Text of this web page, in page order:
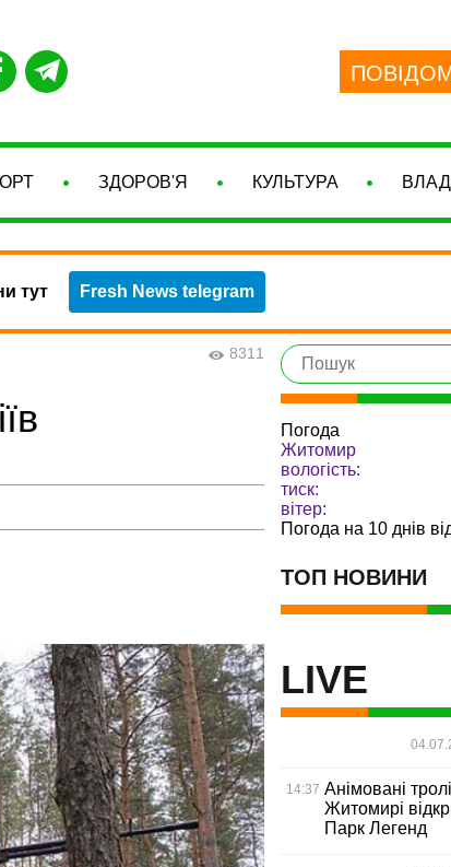
ЗДОРОВ'Я КУЛЬТУРА
тут Fresh News telegram
8311
Погода
Житомир
вологість:
тиск:
вітер:
Погода на 10 днів
ТОП НОВИНИ
LIVE
14:37 Анімовані
Житомирі
Парк Легенд